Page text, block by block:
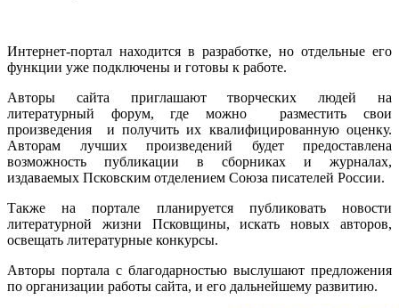
Интернет-портал находится в разработке, но отдельные его
функции уже подключены и готовы к работе.
Авторы сайта приглашают творческих людей на
литературный форум, где можно разместить свои
произведения и получить их квалифицированную оценку.
Авторам лучших произведений будет предоставлена
возможность публикации в сборниках и журналах,
издаваемых Псковским отделением Союза писателей России.
Также на портале планируется публиковать новости
литературной жизни Псковщины, искать новых авторов,
освещать литературные конкурсы.
Авторы портала с благодарностью выслушают предложения
по организации работы сайта, и его дальнейшему развитию.